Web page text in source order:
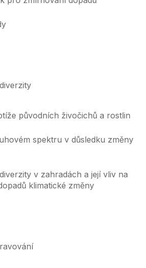
původních živočichů a rostlin
spektru v důsledku změny
v zahradách a její vliv na
klimatické změny